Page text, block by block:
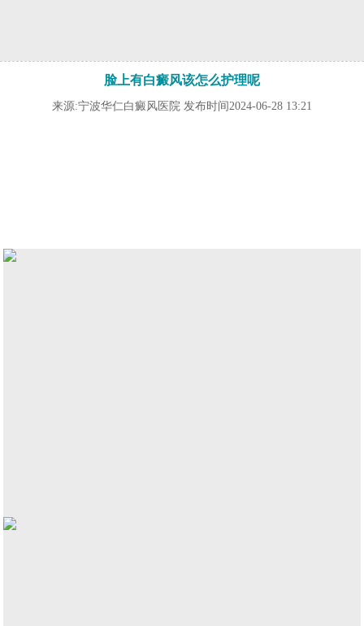
脸上有白癜风该怎么护理呢
来源:宁波华仁白癜风医院 发布时间2024-06-28 13:21